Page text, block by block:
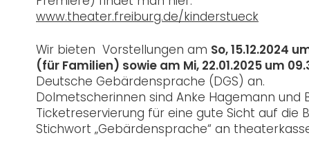
www.theater.freiburg.de/kinderstueck
Wir bieten Vorstellungen am So, 15.12.2024
(für Familien) sowie am Mi, 22.01.2025 um
Deutsche Gebärdensprache (DGS) an.
Dolmetscherinnen sind Anke Hagemann und
Ticketreservierung für eine gute Sicht auf
Stichwort „Gebärdensprache“ an